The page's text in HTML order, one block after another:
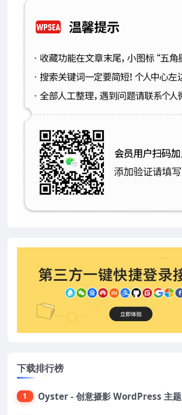
下载排行榜
1 Oyster - 创意摄影 WordPress 主题